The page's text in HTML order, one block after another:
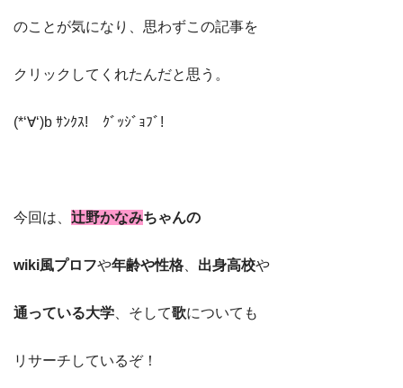
のことが気になり、思わずこの記事を
クリックしてくれたんだと思う。
(*‘∀‘)b ｻﾝｸｽ! ｸﾞｯｼﾞｮﾌﾞ!
今回は、 辻野かなみちゃんの
wiki風プロフや年齢や性格 出身高校や
通っている大学 、そして歌についても
リサーチしているぞ！